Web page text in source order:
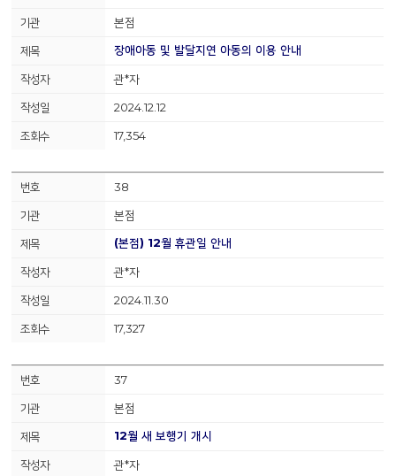
본점
장애아동 및 발달지연 아동의 이용 안내
관*자
2024.12.12
17,354
38
본점
(본점) 12월 휴관일 안내
관*자
2024.11.30
17,327
37
본점
12월 새 보행기 개시
관*자